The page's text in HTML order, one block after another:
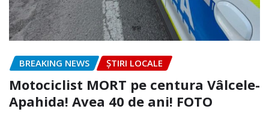
BREAKING NEWS ȘTIRI LOCALE
Motociclist MORT pe centura Vâlcele-
Apahida! Avea 40 de ani! FOTO